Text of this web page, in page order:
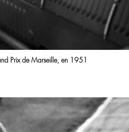
Prix de Marseille, en 1951